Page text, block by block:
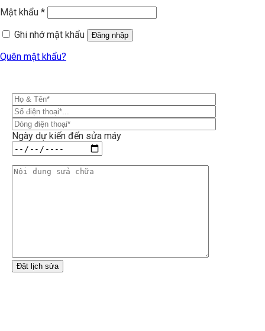
Mật khẩu *
Ghi nhớ mật khẩu
Đăng nhập
Quên mật khẩu?
Ngày dự kiến đến sửa máy